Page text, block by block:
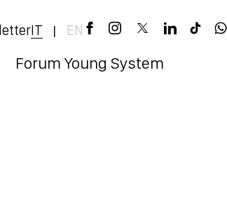
IT | EN
Forum Young System